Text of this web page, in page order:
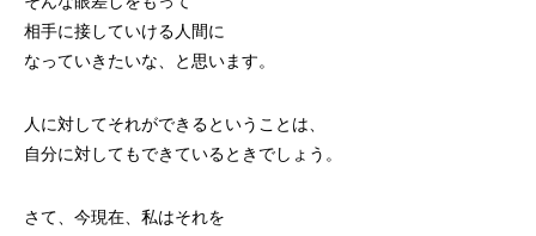
相手に接していける人間に
なっていきたいな、と思います。
人に対してそれができるということは、
自分に対してもできているときでしょう。
さて、今現在、私はそれを